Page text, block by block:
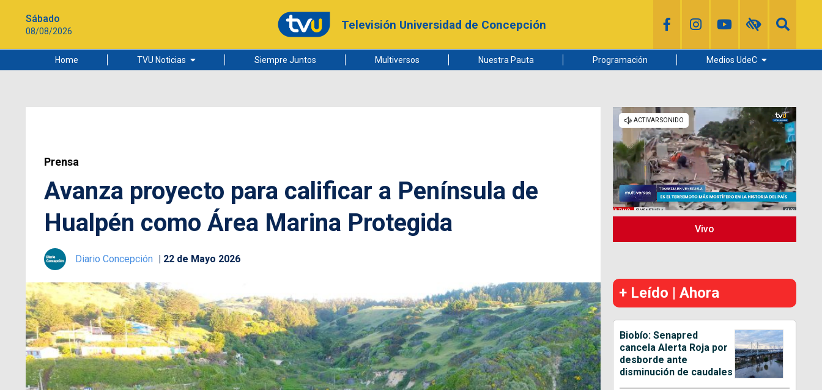
Sábado
08/08/2026 Televisión Universidad de Concepción
Home TVU Noticias
Ciudad
Siempre Juntos Multiversos Nuestra Pauta Programación Medios UdeC
Radio UdeC
Noticias UdeC
La Discusión
Prensa
Avanza proyecto para calificar a Península de
Hualpén como Área Marina Protegida
Diario Concepción 22 de Mayo 2026
Vivo
+ Leído | Ahora
Biobío: Senapred
cancela Alerta Roja por
desborde ante
disminución de caudales